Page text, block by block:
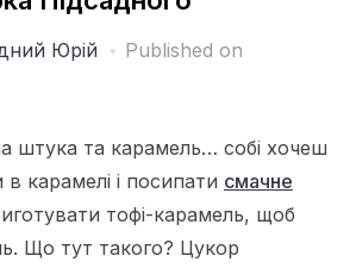
Юрій
Published on
штука та карамель… собі хочеш
карамелі і посипати смачне
тофі-карамель, щоб
Що тут такого? Цукор